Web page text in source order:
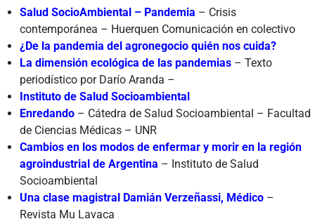
Salud SocioAmbiental – Pandemia – Crisis
contemporánea – Huerquen Comunicación en colectivo
¿De la pandemia del agronegocio quién nos cuida?
La dimensión ecológica de las pandemias – Texto
periodístico por Darío Aranda –
Instituto de Salud Socioambiental
Enredando – Cátedra de Salud Socioambiental – Facultad
de Ciencias Médicas – UNR
Cambios en los modos de enfermar y morir en la región
agroindustrial de Argentina – Instituto de Salud
Socioambiental
Una clase magistral Damián Verzeñassi, Médico –
Revista Mu Lavaca